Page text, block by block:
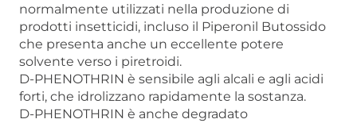
normalmente utilizzati nella produzione di
prodotti insetticidi, incluso il Piperonil Butossido
che presenta anche un eccellente potere
solvente verso i piretroidi.
D-PHENOTHRIN è sensibile agli alcali e agli acidi
forti, che idrolizzano rapidamente la sostanza.
D-PHENOTHRIN è anche degradato